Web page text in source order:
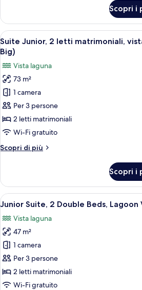
Live
Big)
Junior,
letto
king,
fronte
oceano
(Xcelerate
Live
Big)
Scopri i
Apri
tutte
foto
per
Suite
Junior,
2
letti
vista
Live
Una
7
Suite Junior, 2 letti matrimoniali,
Big)
Vista laguna
73 m²
1 camera
Per 3 persone
2 letti matrimoniali
Wi-Fi gratuito
Scopri di più
Altri
Junior,
letti
vista
laguna
(Allure
Live
Big)
Scopri i
Apri
tutte
le
foto
per
Junior
Suite,
2
Una
6
Junior Suite, 2 Double Beds, Lagoon
Vista laguna
47 m²
1 camera
Per 3 persone
2 letti matrimoniali
Wi-Fi gratuito